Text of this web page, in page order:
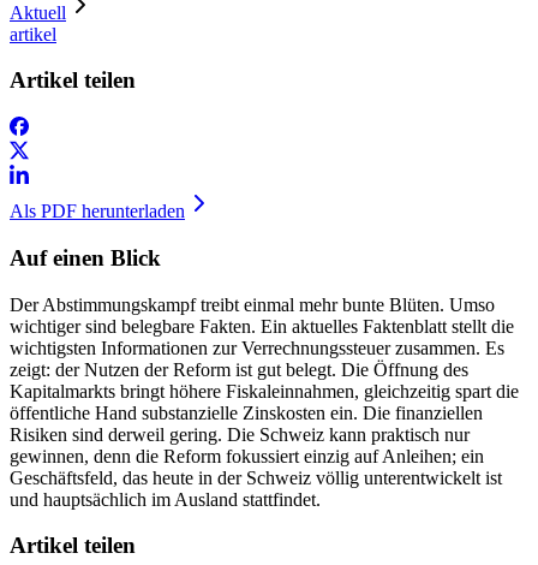
Aktuell
artikel
Artikel teilen
Als PDF herunterladen
Auf einen Blick
Der Abstimmungskampf treibt einmal mehr bunte Blüten. Umso
wichtiger sind belegbare Fakten. Ein aktuelles Faktenblatt stellt die
wichtigsten Informationen zur Verrechnungssteuer zusammen. Es
zeigt: der Nutzen der Reform ist gut belegt. Die Öffnung des
Kapitalmarkts bringt höhere Fiskaleinnahmen, gleichzeitig spart die
öffentliche Hand substanzielle Zinskosten ein. Die finanziellen
Risiken sind derweil gering. Die Schweiz kann praktisch nur
gewinnen, denn die Reform fokussiert einzig auf Anleihen; ein
Geschäftsfeld, das heute in der Schweiz völlig unterentwickelt ist
und hauptsächlich im Ausland stattfindet.
Artikel teilen